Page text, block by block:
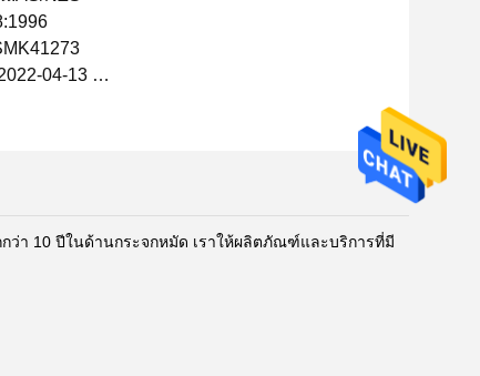
04-13
า 10 ปีในด้านกระจกหมัด เราให้ผลิตภัณฑ์และบริการที่มี